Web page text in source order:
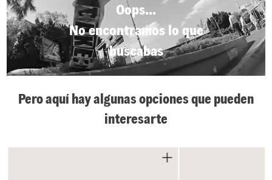
Oops...
No encontramos lo que
buscabas
Pero aquí hay algunas opciones que pueden
interesarte